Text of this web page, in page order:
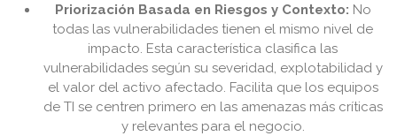
Priorización Basada en Riesgos y Contexto: No
todas las vulnerabilidades tienen el mismo nivel de
impacto. Esta característica clasifica las
vulnerabilidades según su severidad, explotabilidad y
el valor del activo afectado. Facilita que los equipos
de TI se centren primero en las amenazas más críticas
y relevantes para el negocio.